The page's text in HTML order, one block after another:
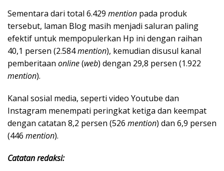
Sementara dari total 6.429 mention pada produk
tersebut, laman Blog masih menjadi saluran paling
efektif untuk mempopulerkan Hp ini dengan raihan
40,1 persen (2.584mention), kemudian disusul kanal
pemberitaan online(web) dengan 29,8 persen (1.922
mention).
Kanal sosial media, seperti video Youtube dan
Instagram menempati peringkat ketiga dan keempat
dengan catatan 8,2 persen (526 mention) dan 6,9 persen
(446 mention).
Catatan redaksi: